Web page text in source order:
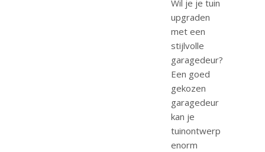
Wil je je tuin
upgraden
met een
stijlvolle
garagedeur?
Een goed
gekozen
garagedeur
kan je
tuinontwerp
enorm